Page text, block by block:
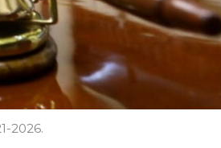
2026.